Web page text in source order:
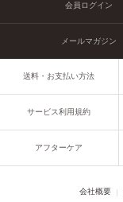
会員ログイン
メールマガジン
送料・お支払い方法
サービス利用規約
アフターケア
会社概要